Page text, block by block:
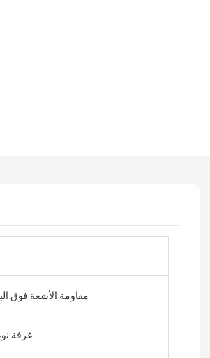
مقاومة الأشعة فوق
غرفة